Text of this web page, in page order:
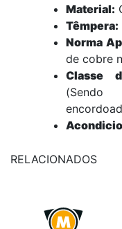
Material:
Têmpera:
Norma
de cobre
Classe
RELACIONADOS